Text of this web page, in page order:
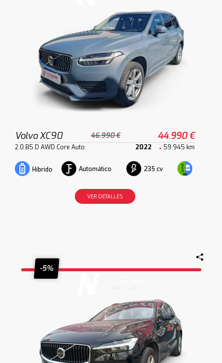
Volvo XC90 46.990 € 44.990 €
2.0 B5 D AWD Core Auto 2022 59.945 km
Híbrido Automático 235 cv
VER DETALLES
-5%